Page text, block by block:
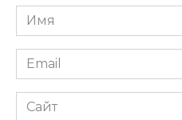
Имя
*
Email
*
Сайт